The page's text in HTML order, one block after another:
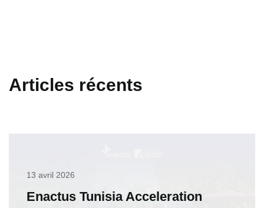
Articles récents
13 avril 2026
Enactus Tunisia Acceleration